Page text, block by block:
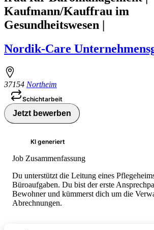
Kaufmann/Kauffrau im
Gesundheitswesen |
Nordik-Care
37154 Northeim
Schichtarbeit
Jetzt bewerben
KI generiert
Job Zusammenfassung
Du unterstützt die Leitung eines
Büroaufgaben. Du bist der erste
Bewohner und kümmerst dich um die
Abrechnungen.